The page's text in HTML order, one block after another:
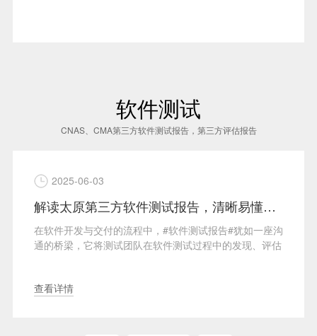
软件测试
CNAS、CMA第三方软件测试报告，第三方评估报告
解读太原第三方软件测试报告，清晰易懂提升可读性与实用性
如一座沟
现、评估
项目验收进入倒计时，你拿到了一份软件测试报告
告盖了CMA章和CNAS章，可评审老师一句话顶回